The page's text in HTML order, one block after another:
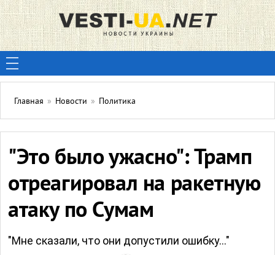
Главная » Новости » Политика
"Это было ужасно": Трамп
отреагировал на ракетную
атаку по Сумам
"Мне сказали, что они допустили ошибку..."